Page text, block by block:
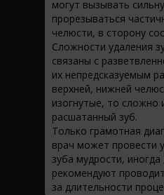
могут вызывать
прорезываться
челюсти, в сторону
Сложности удаления
связаны с
их непредсказуемым
верхней, нижней
изогнутые, то сложно
расшатанный зуб.
Только грамотная
врач может провести
зуба мудрости,
рекомендуют
за длительности